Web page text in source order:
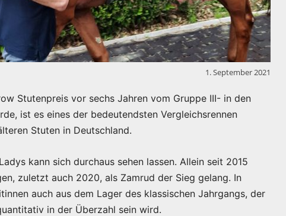
1. September 2021
Stutenpreis vor sechs Jahren vom Gruppe III- in den
ist es eines der bedeutendsten Vergleichsrennen
Stuten in Deutschland.
kann sich durchaus sehen lassen. Allein seit 2015
zuletzt auch 2020, als Zamrud der Sieg gelang. In
auch aus dem Lager des klassischen Jahrgangs, der
in der Überzahl sein wird.